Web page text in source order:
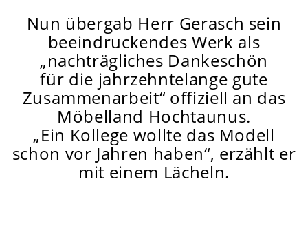
Nun übergab Herr Gerasch sein
beeindruckendes Werk als
„nachträgliches Dankeschön
für die jahrzehntelange gute
Zusammenarbeit“ offiziell an das
Möbelland Hochtaunus.
„Ein Kollege wollte das Modell
schon vor Jahren haben“, erzählt er
mit einem Lächeln.